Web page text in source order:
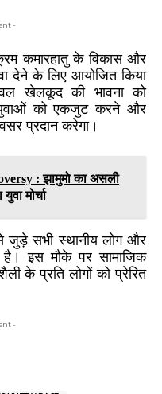
-
कमारहातु के विकास और
देने के लिए आयोजित किया
खेलकूद की भावना को
युवाओं को एकजुट करने और
प्रदान करेगा।
: झामुमो का असली
मोर्चा
जुड़े सभी स्थानीय लोग और
है। इस मौके पर सामाजिक
के प्रति लोगों को प्रेरित
-